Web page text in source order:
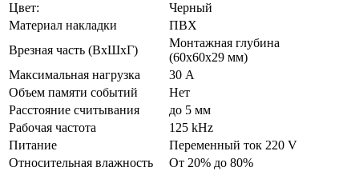
Цвет:
Черный
Материал накладки
ПВХ
Врезная часть (ВхШхГ)
Монтажная глубина
(60х60х29 мм)
Максимальная нагрузка
30 А
Объем памяти событий
Нет
Расстояние считывания
до 5 мм
Рабочая частота
125 kHz
Питание
Переменный ток 220 V
Относительная влажность
От 20% до 80%